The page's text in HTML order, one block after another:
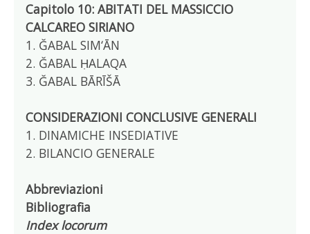
Capitolo 10: ABITATI DEL MASSICCIO
CALCAREO SIRIANO
1. ĞABAL SIM‘ĀN
2. ĞABAL ḤALAQA
3. ĞABAL BĀRĪŠĀ
CONSIDERAZIONI CONCLUSIVE GENERALI
1. DINAMICHE INSEDIATIVE
2. BILANCIO GENERALE
Abbreviazioni
Bibliografia
Index locorum